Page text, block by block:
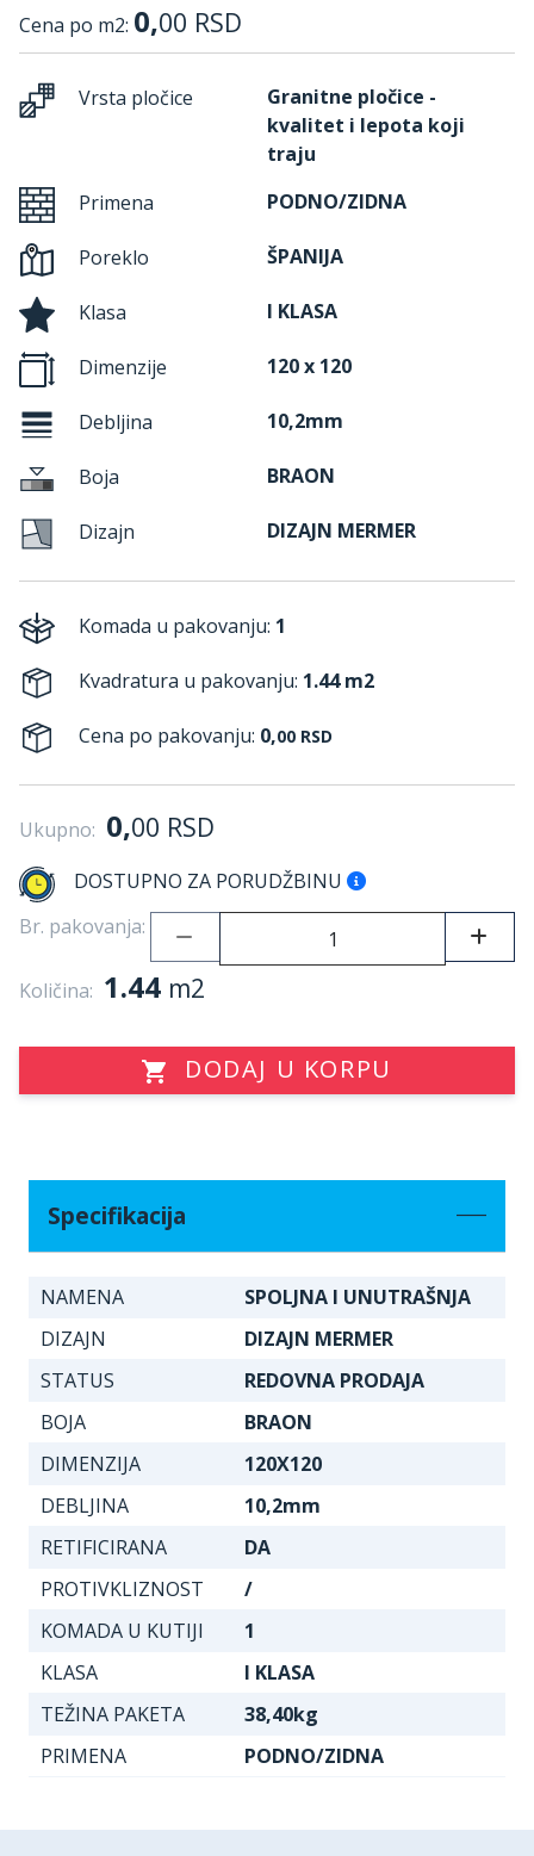
Cena po m2: 0,00 RSD
Vrsta pločice
Granitne pločice -
kvalitet i lepota koji
traju
Primena
PODNO/ZIDNA
Poreklo ŠPANIJA
Klasa I KLASA
Dimenzije 120 x 120
Debljina 10,2mm
Boja BRAON
Dizajn DIZAJN MERMER
Komada u pakovanju: 1
Kvadratura u pakovanju: 1.44 m2
Cena po pakovanju: 0,00 RSD
Ukupno: 0,00 RSD
DOSTUPNO ZA PORUDŽBINU
Br. pakovanja:
Količina: 1.44 m2
DODAJ U KORPU
Specifikacija
NAMENA
SPOLJNA I UNUTRAŠNJA
DIZAJN
DIZAJN MERMER
STATUS
REDOVNA PRODAJA
BOJA
BRAON
DIMENZIJA
120X120
DEBLJINA
10,2mm
RETIFICIRANA
DA
PROTIVKLIZNOST
/
KOMADA U KUTIJI
1
KLASA
I KLASA
TEŽINA PAKETA
38,40kg
PRIMENA
PODNO/ZIDNA